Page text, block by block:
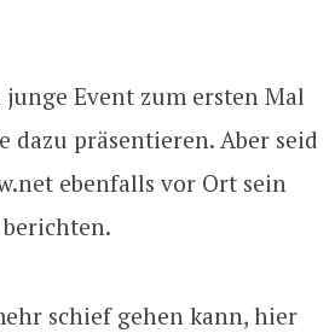
junge Event zum ersten Mal
präsentieren. Aber seid
ebenfalls vor Ort sein
schief gehen kann, hier